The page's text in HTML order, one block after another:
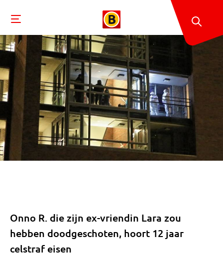
Onno R. die zijn ex-vriendin Lara zou
hebben doodgeschoten, hoort 12 jaar
celstraf eisen